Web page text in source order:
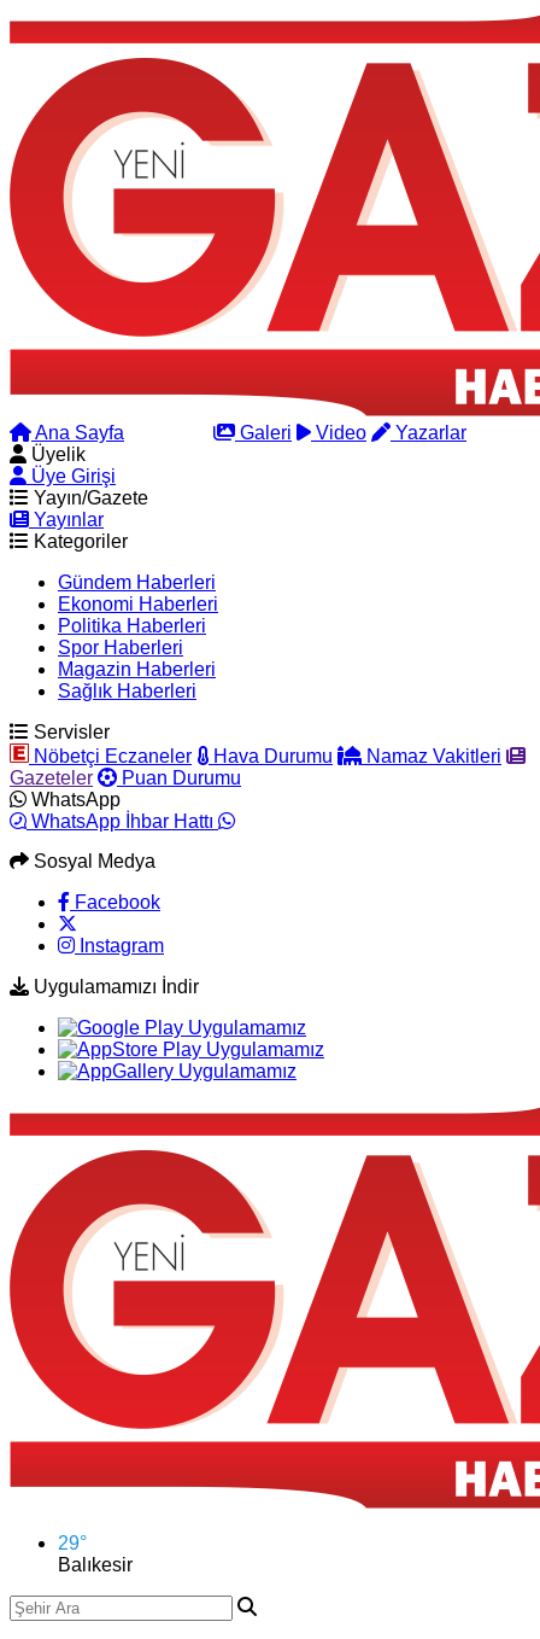
Ana Sayfa Galeri Video
Yazarlar
Üyelik
Üye Girişi
Yayın/Gazete
Yayınlar
Kategoriler
Gündem Haberleri
Ekonomi Haberleri
Politika Haberleri
Spor Haberleri
Magazin Haberleri
Sağlık Haberleri
Servisler
Nöbetçi Eczaneler
Hava Durumu
Namaz Vakitleri
Gazeteler
Puan Durumu
WhatsApp
WhatsApp İhbar Hattı
Sosyal Medya
Facebook
Instagram
Uygulamamızı İndir
29°
Balıkesir